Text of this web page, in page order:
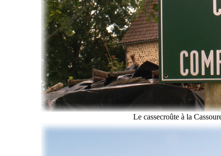
Le cassecroûte à la